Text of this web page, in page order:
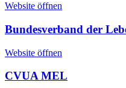
Website öffnen
Bundesverband der
Website öffnen
CVUA MEL